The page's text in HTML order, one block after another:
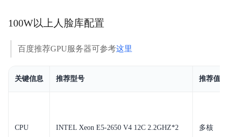
100W以上人脸库配置
百度推荐GPU服务器可参考这里
关键信息 推荐型号 推荐值
CPU INTEL Xeon E5-2650 V4 12C 2.2GHZ*2 多核